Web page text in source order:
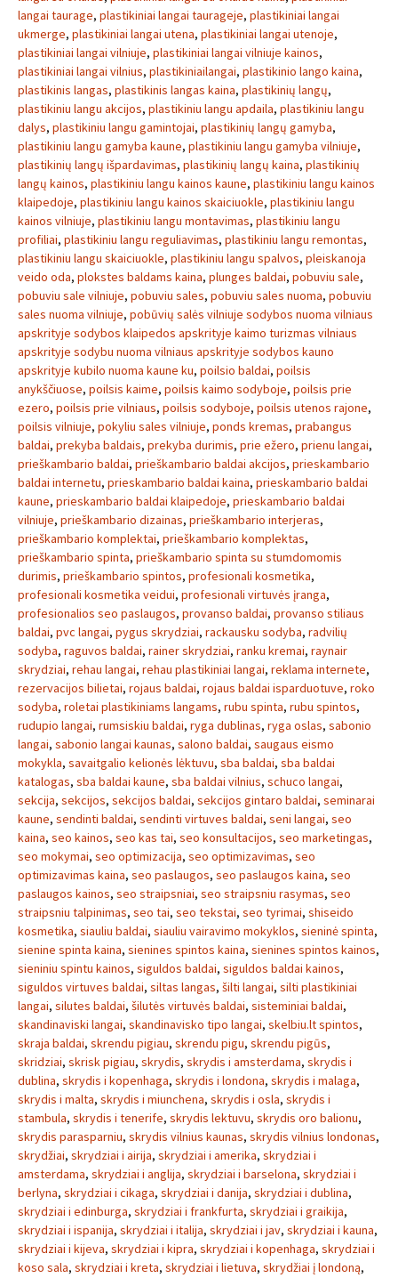
langai taurage, plastikiniai langai taurageje, plastikiniai langai
ukmerge, plastikiniai langai utena, plastikiniai langai utenoje,
plastikiniai langai vilniuje, plastikiniai langai vilniuje kainos,
plastikiniai langai vilnius, plastikiniailangai, plastikinio lango kaina,
plastikinis langas, plastikinis langas kaina, plastikinių langų,
plastikiniu langu akcijos, plastikiniu langu apdaila, plastikiniu langu
dalys, plastikiniu langu gamintojai, plastikinių langų gamyba,
plastikiniu langu gamyba kaune, plastikiniu langu gamyba vilniuje,
plastikinių langų išpardavimas, plastikinių langų kaina, plastikinių
langų kainos, plastikiniu langu kainos kaune, plastikiniu langu kainos
klaipedoje, plastikiniu langu kainos skaiciuokle, plastikiniu langu
kainos vilniuje, plastikiniu langu montavimas, plastikiniu langu
profiliai, plastikiniu langu reguliavimas, plastikiniu langu remontas,
plastikiniu langu skaiciuokle, plastikiniu langu spalvos, pleiskanoja
veido oda, plokstes baldams kaina, plunges baldai, pobuviu sale,
pobuviu sale vilniuje, pobuviu sales, pobuviu sales nuoma, pobuviu
sales nuoma vilniuje, pobūvių salės vilniuje sodybos nuoma vilniaus
apskrityje sodybos klaipedos apskrityje kaimo turizmas vilniaus
apskrityje sodybu nuoma vilniaus apskrityje sodybos kauno
apskrityje kubilo nuoma kaune ku, poilsio baldai, poilsis
anykščiuose, poilsis kaime, poilsis kaimo sodyboje, poilsis prie
ezero, poilsis prie vilniaus, poilsis sodyboje, poilsis utenos rajone,
poilsis vilniuje, pokyliu sales vilniuje, ponds kremas, prabangus
baldai, prekyba baldais, prekyba durimis, prie ežero, prienu langai,
prieškambario baldai, prieškambario baldai akcijos, prieskambario
baldai internetu, prieskambario baldai kaina, prieskambario baldai
kaune, prieskambario baldai klaipedoje, prieskambario baldai
vilniuje, prieškambario dizainas, prieškambario interjeras,
prieškambario komplektai, prieškambario komplektas,
prieškambario spinta, prieškambario spinta su stumdomomis
durimis, prieškambario spintos, profesionali kosmetika,
profesionali kosmetika veidui, profesionali virtuvės įranga,
profesionalios seo paslaugos, provanso baldai, provanso stiliaus
baldai, pvc langai, pygus skrydziai, rackausku sodyba, radvilių
sodyba, raguvos baldai, rainer skrydziai, ranku kremai, raynair
skrydziai, rehau langai, rehau plastikiniai langai, reklama internete,
rezervacijos bilietai, rojaus baldai, rojaus baldai isparduotuve, roko
sodyba, roletai plastikiniams langams, rubu spinta, rubu spintos,
rudupio langai, rumsiskiu baldai, ryga dublinas, ryga oslas, sabonio
langai, sabonio langai kaunas, salono baldai, saugaus eismo
mokykla, savaitgalio kelionės lėktuvu, sba baldai, sba baldai
katalogas, sba baldai kaune, sba baldai vilnius, schuco langai,
sekcija, sekcijos, sekcijos baldai, sekcijos gintaro baldai, seminarai
kaune, sendinti baldai, sendinti virtuves baldai, seni langai, seo
kaina, seo kainos, seo kas tai, seo konsultacijos, seo marketingas,
seo mokymai, seo optimizacija, seo optimizavimas, seo
optimizavimas kaina, seo paslaugos, seo paslaugos kaina, seo
paslaugos kainos, seo straipsniai, seo straipsniu rasymas, seo
straipsniu talpinimas, seo tai, seo tekstai, seo tyrimai, shiseido
kosmetika, siauliu baldai, siauliu vairavimo mokyklos, sieninė spinta,
sienine spinta kaina, sienines spintos kaina, sienines spintos kainos,
sieniniu spintu kainos, siguldos baldai, siguldos baldai kainos,
siguldos virtuves baldai, siltas langas, šilti langai, silti plastikiniai
langai, silutes baldai, šilutės virtuvės baldai, sisteminiai baldai,
skandinaviski langai, skandinavisko tipo langai, skelbiu.lt spintos,
skraja baldai, skrendu pigiau, skrendu pigu, skrendu pigūs,
skridziai, skrisk pigiau, skrydis, skrydis i amsterdama, skrydis i
dublina, skrydis i kopenhaga, skrydis i londona, skrydis i malaga,
skrydis i malta, skrydis i miunchena, skrydis i osla, skrydis i
stambula, skrydis i tenerife, skrydis lektuvu, skrydis oro balionu,
skrydis parasparniu, skrydis vilnius kaunas, skrydis vilnius londonas,
skrydžiai, skrydziai i airija, skrydziai i amerika, skrydziai i
amsterdama, skrydziai i anglija, skrydziai i barselona, skrydziai i
berlyna, skrydziai i cikaga, skrydziai i danija, skrydziai i dublina,
skrydziai i edinburga, skrydziai i frankfurta, skrydziai i graikija,
skrydziai i ispanija, skrydziai i italija, skrydziai i jav, skrydziai i kauna,
skrydziai i kijeva, skrydziai i kipra, skrydziai i kopenhaga, skrydziai i
koso sala, skrydziai i kreta, skrydziai i lietuva, skrydžiai į londoną,